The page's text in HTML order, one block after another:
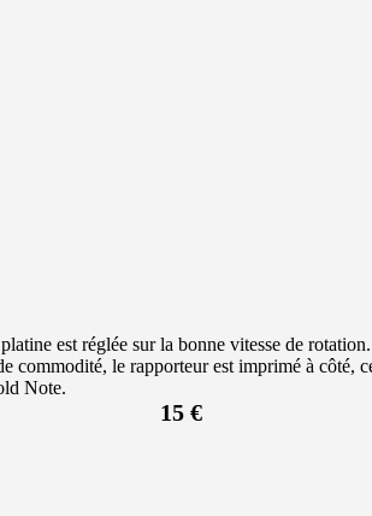
est réglée sur la bonne vitesse de
commodité, le rapporteur est imprimé à
Note.
15 €